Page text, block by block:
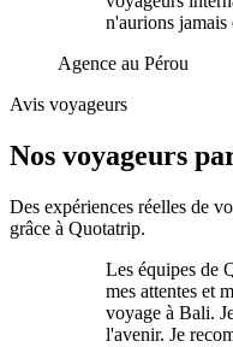
n'aurions jamais
Agence au Pérou
Avis voyageurs
Nos voyageurs
Des expériences réelles de
grâce à Quotatrip.
Les équipes de
mes attentes et
voyage à Bali.
l'avenir. Je